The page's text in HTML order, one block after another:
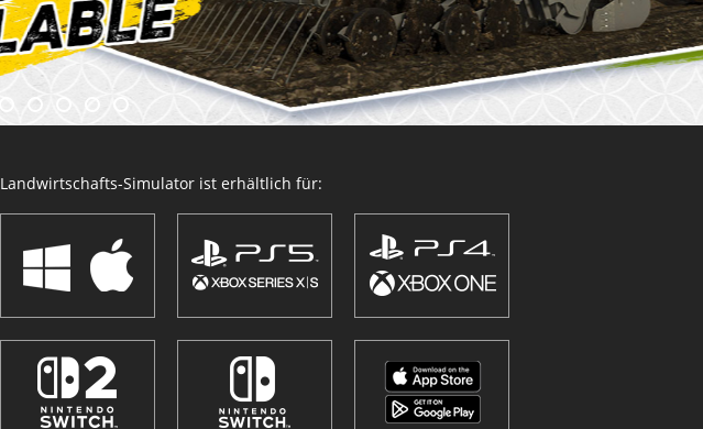
Landwirtschafts-Simulator ist erhältlich für: